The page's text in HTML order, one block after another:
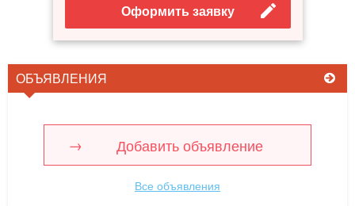
Оформить заявку
ОБЪЯВЛЕНИЯ
Добавить объявление
Все объявления